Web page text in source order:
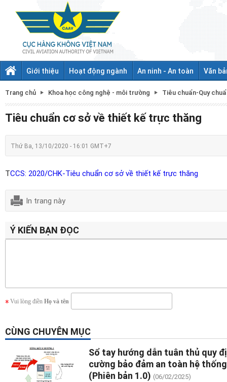
Giới thiệu Hoạt động ngành An ninh - An toàn Văn
Trang chủ Khoa học công nghệ - môi trường Tiêu chuẩn-Quy
Tiêu chuẩn cơ sở về thiết kế trực thăng
Thứ Ba, 13/10/2020 - 16:01 GMT+7
TCCS: 2020/CHK-Tiêu chuẩn cơ sở về thiết kế trực thăng
In trang này
Ý KIẾN BẠN ĐỌC
Vui lòng điền Họ và tên
CÙNG CHUYÊN MỤC
Sổ tay hướng dẫn tuân thủ quy
cường bảo đảm an toàn hệ
(Phiên bản 1.0) (06/02/2025)